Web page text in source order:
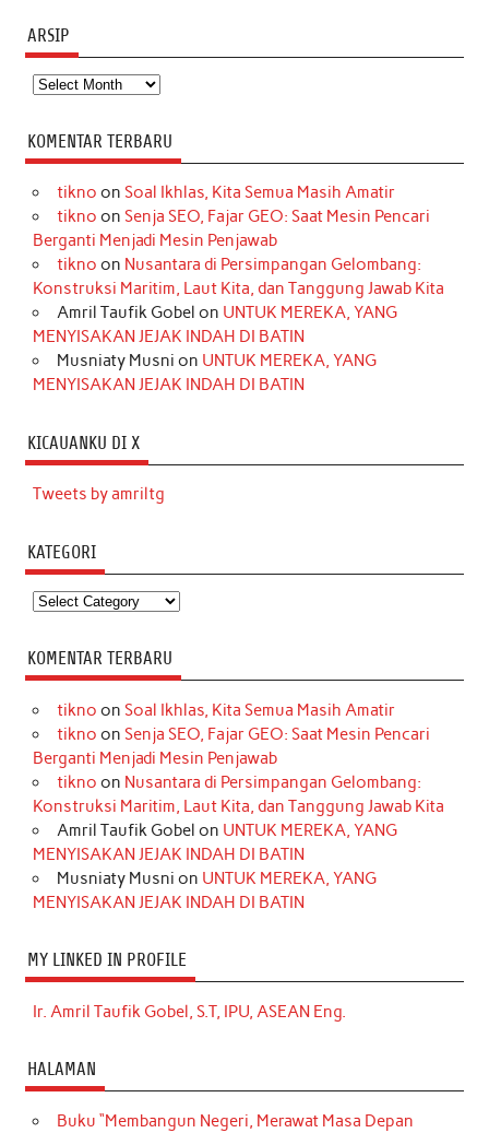
ARSIP
Arsip
KOMENTAR TERBARU
tikno on Soal Ikhlas, Kita Semua Masih Amatir
tikno on Senja SEO, Fajar GEO: Saat Mesin Pencari
Berganti Menjadi Mesin Penjawab
tikno on Nusantara di Persimpangan Gelombang:
Konstruksi Maritim, Laut Kita, dan Tanggung Jawab Kita
Amril Taufik Gobel on UNTUK MEREKA, YANG
MENYISAKAN JEJAK INDAH DI BATIN
Musniaty Musni on UNTUK MEREKA, YANG
MENYISAKAN JEJAK INDAH DI BATIN
KICAUANKU DI X
Tweets by amriltg
KATEGORI
Kategori
KOMENTAR TERBARU
tikno on Soal Ikhlas, Kita Semua Masih Amatir
tikno on Senja SEO, Fajar GEO: Saat Mesin Pencari
Berganti Menjadi Mesin Penjawab
tikno on Nusantara di Persimpangan Gelombang:
Konstruksi Maritim, Laut Kita, dan Tanggung Jawab Kita
Amril Taufik Gobel on UNTUK MEREKA, YANG
MENYISAKAN JEJAK INDAH DI BATIN
Musniaty Musni on UNTUK MEREKA, YANG
MENYISAKAN JEJAK INDAH DI BATIN
MY LINKED IN PROFILE
Ir. Amril Taufik Gobel, S.T, IPU, ASEAN Eng.
HALAMAN
Buku “Membangun Negeri, Merawat Masa Depan